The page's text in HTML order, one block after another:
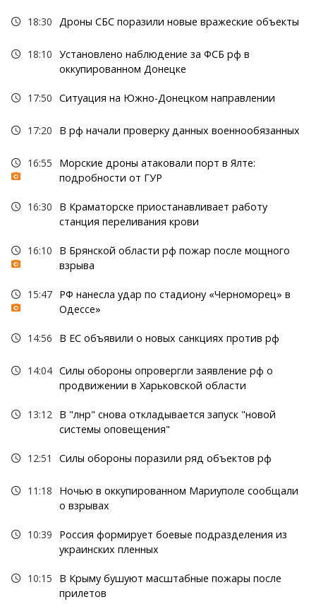
18:30 Дроны СБС поразили новые вражеские объекты
18:10 Установлено наблюдение за ФСБ рф в
оккупированном Донецке
17:50 Ситуация на Южно-Донецком направлении
17:20 В рф начали проверку данных военнообязанных
16:55
Морские дроны атаковали порт в Ялте:
подробности от ГУР
16:30
В Краматорске приостанавливает работу
станция переливания крови
16:10
В Брянской области рф пожар после мощного
взрыва
15:47 РФ нанесла удар по стадиону «Черноморец» в
Одессе»
14:56 В ЕС объявили о новых санкциях против рф
14:04 Силы обороны опровергли заявление рф о
продвижении в Харьковской области
13:12
В "лнр" снова откладывается запуск "новой
системы оповещения"
12:51 Силы обороны поразили ряд объектов рф
11:18
Ночью в оккупированном Мариуполе сообщали
о взрывах
10:39
Россия формирует боевые подразделения из
украинских пленных
10:15
В Крыму бушуют масштабные пожары после
прилетов